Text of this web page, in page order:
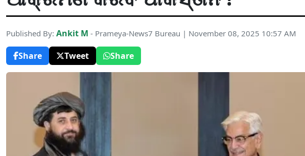
Published By: Ankit M - Prameya-News7 Bureau | November 08, 2025 10:57 AM
Share
Tweet Share